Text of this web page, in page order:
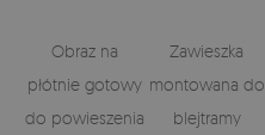
Obraz na
płótnie gotowy
do powieszenia
Zawieszka
montowana do
blejtramy